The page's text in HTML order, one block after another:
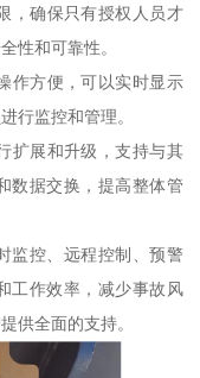
，确保只有授权人员才
性和可靠性。
作方便，可以实时显示
行监控和管理。
扩展和升级，支持与其
数据交换，提高整体管
监控、远程控制、预警
工作效率，减少事故风
供全面的支持。